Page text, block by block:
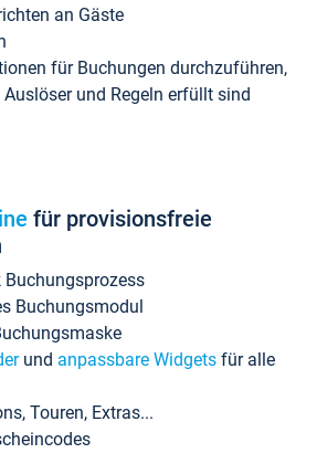
an Gäste
für Buchungen durchzuführen,
und Regeln erfüllt sind
für provisionsfreie
Buchungsprozess
Buchungsmodul
und anpassbare Widgets für alle
Touren, Extras...